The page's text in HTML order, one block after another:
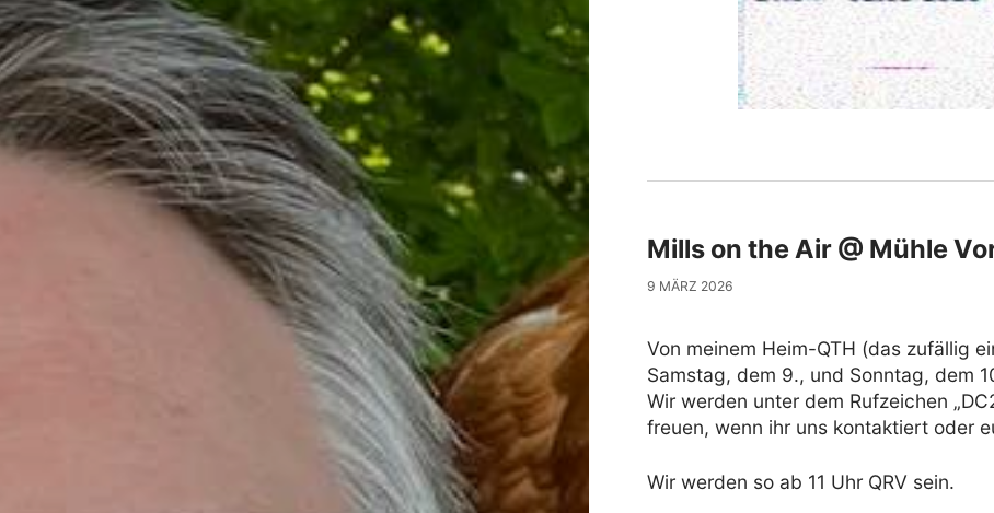
Mills on the Air @ Mühle
9 MÄRZ 2026
Von meinem Heim-QTH (das zufällig
Samstag, dem 9., und Sonntag, dem
Wir werden unter dem Rufzeichen
freuen, wenn ihr uns kontaktiert oder
Wir werden so ab 11 Uhr QRV sein.